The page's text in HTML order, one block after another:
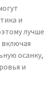
и
лучше
осанку,
и